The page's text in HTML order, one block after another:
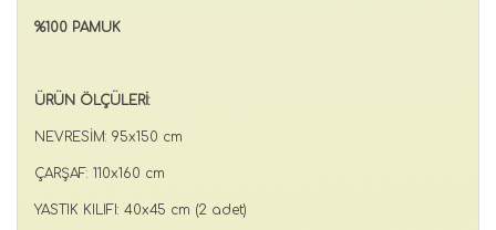
%100 PAMUK
ÜRÜN ÖLÇÜLERİ:
NEVRESİM: 95x150 cm
ÇARŞAF: 110x160 cm
YASTIK KILIFI: 40x45 cm (2 adet)